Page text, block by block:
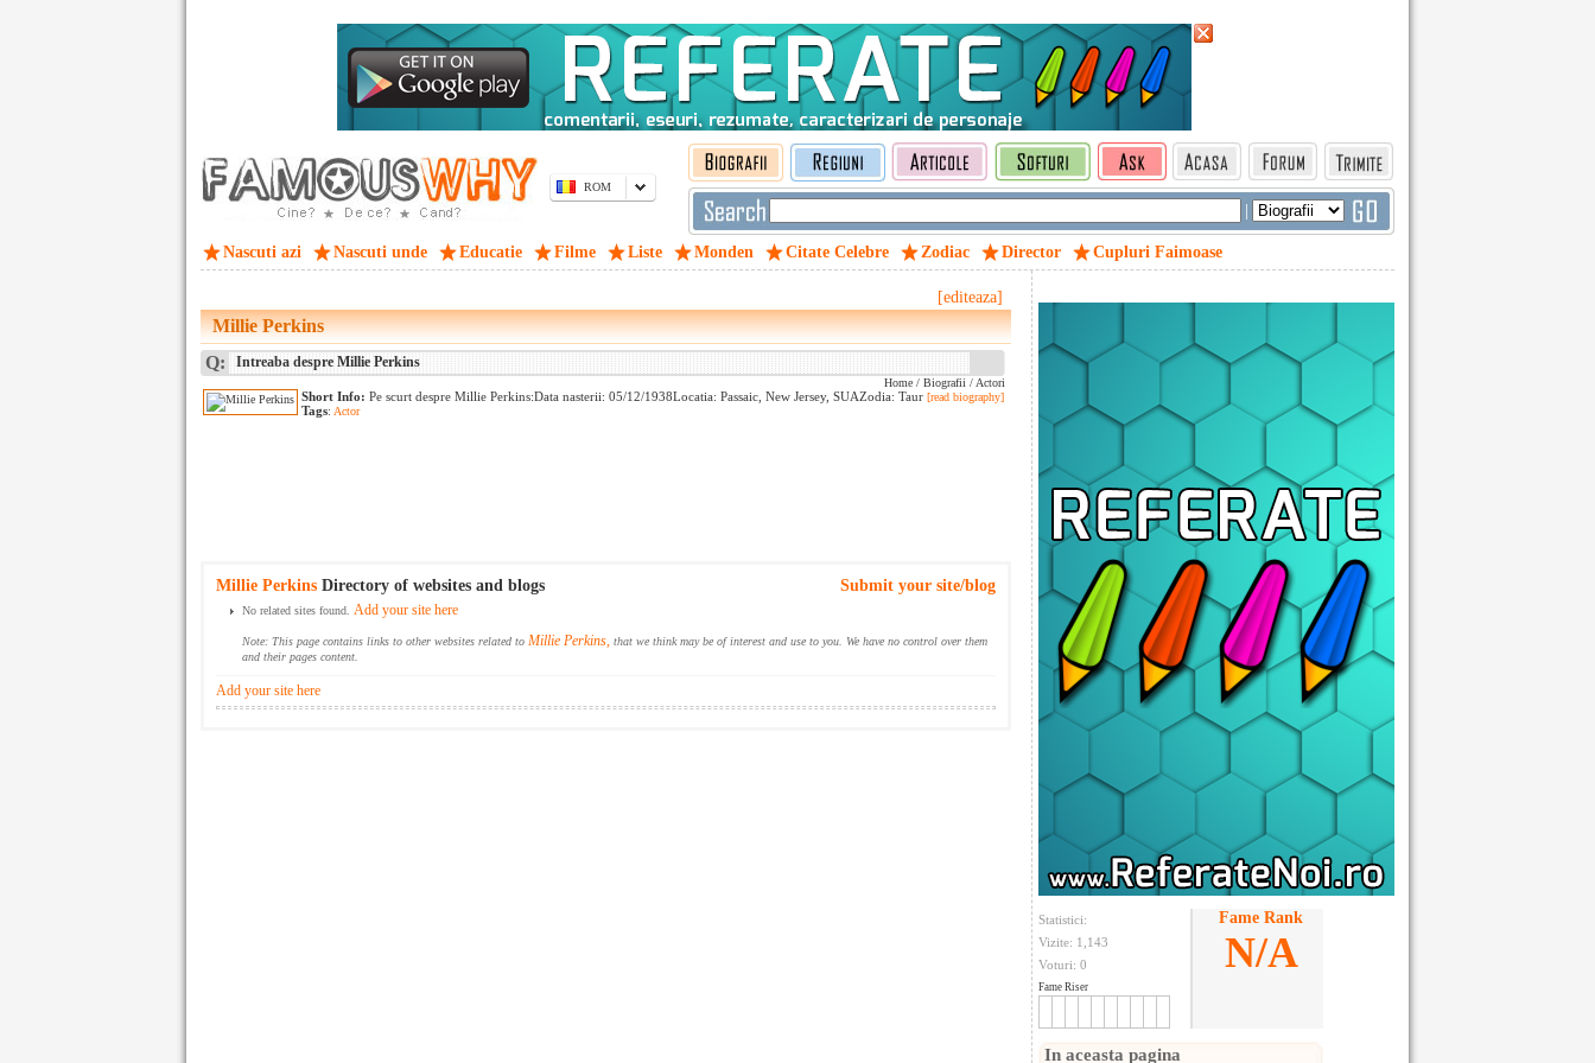
ROM
|
Nascuti azi Nascuti unde Educatie Filme Liste Monden Citate Celebre Zodiac Director Cupluri Faimoase
Statistici:
Vizite: 1,143
Voturi: 0
Fame Riser
Fame Rank
N/A
In aceasta pagina
[editeaza]
Millie Perkins
Q: Intreaba despre Millie Perkins
Home / Biografii / Actori
Short Info: Pe scurt despre Millie Perkins:Data nasterii: 05/12/1938Locatia: Passaic, New Jersey, SUAZodia: Taur [read biography]
Tags: Actor
Submit your site/blog
Millie Perkins Directory of websites and blogs
No related sites found. Add your site here
Note: This page contains links to other websites related to Millie Perkins, that we think may be of interest and use to you. We have no control over them
and their pages content.
Add your site here